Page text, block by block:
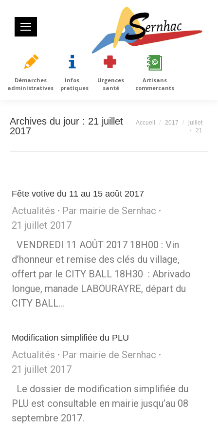
Démarches
administratives
Infos
pratiques
Urgences
santé
Artisans
commercants
Archives du jour : 21 juillet
2017
Vous êtes ici :
Accueil 2017
juillet
21
Fête votive du 11 au 15 août 2017
Actualités Par mairie de Sernhac
21 juillet 2017
VENDREDI 11 AOÛT 2017 18H00 : Vin
d’honneur et remise des clés du village,
offert par le CITY BALL 18H30 : Abrivado
longue, manade LABOURAYRE, départ du
CITY BALL…
Modification simplifiée du PLU
Actualités Par mairie de Sernhac
21 juillet 2017
Le dossier de modification simplifiée du
PLU est consultable en mairie jusqu’au 08
septembre 2017.